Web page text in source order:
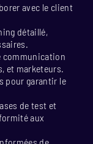
avec le client
détaillé,
communication
et marketeurs.
pour garantir le
de test et
aux